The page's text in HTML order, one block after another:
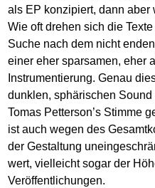
als EP konzipiert, dann aber
Wie oft drehen sich die
Suche nach dem nicht
einer eher sparsamen, eher
Instrumentierung. Genau
dunklen, sphärischen
Tomas Petterson’s Stimme
ist auch wegen des
der Gestaltung
wert, vielleicht sogar der
Veröffentlichungen.